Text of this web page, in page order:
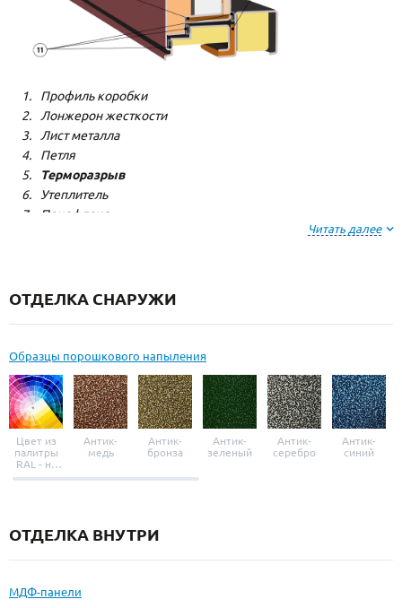
Профиль коробки
Лонжерон жесткости
Лист металла
Петля
Терморазрыв
Утеплитель
Пенофлекс
Резиновый уплотнитель
Читать далее
ОТДЕЛКА СНАРУЖИ
Образцы порошкового напыления
Цвет из
палитры
RAL - на
выбор
Антик-
медь
Антик-
бронза
Антик-
зеленый
Антик-
серебро
Антик-
синий
ОТДЕЛКА ВНУТРИ
МДФ-панели